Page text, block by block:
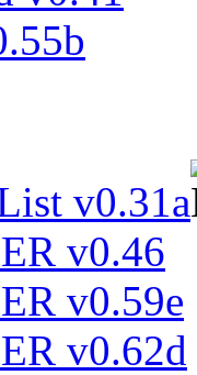
v0.31a
v0.46
v0.59e
v0.62d